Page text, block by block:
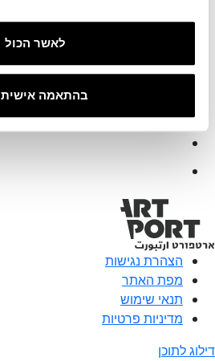
לאשר הכול
בהתאמה אישית
אודות
info@artport.art
הצהרת נגישות
מפת האתר
תנאי שימוש
מדיניות פרטיות
דילוג לתוכן